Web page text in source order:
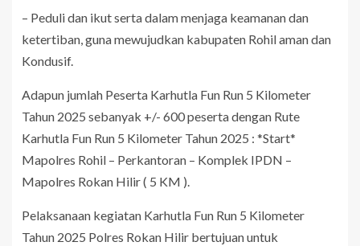
– Peduli dan ikut serta dalam menjaga keamanan dan
ketertiban, guna mewujudkan kabupaten Rohil aman dan
Kondusif.
Adapun jumlah Peserta Karhutla Fun Run 5 Kilometer
Tahun 2025 sebanyak +/- 600 peserta dengan Rute
Karhutla Fun Run 5 Kilometer Tahun 2025 : *Start*
Mapolres Rohil – Perkantoran – Komplek IPDN –
Mapolres Rokan Hilir ( 5 KM ).
Pelaksanaan kegiatan Karhutla Fun Run 5 Kilometer
Tahun 2025 Polres Rokan Hilir bertujuan untuk